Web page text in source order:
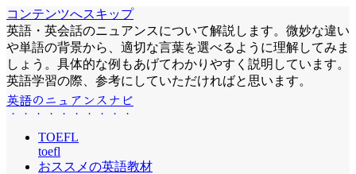
コンテンツへスキップ
英語・英会話のニュアンスについて解説します。微妙な違い
や単語の背景から、適切な言葉を選べるように理解してみま
しょう。具体的な例もあげてわかりやすく説明しています。
英語学習の際、参考にしていただければと思います。
英語のニュアンスナビ
TOEFL
toefl
おススメの英語教材